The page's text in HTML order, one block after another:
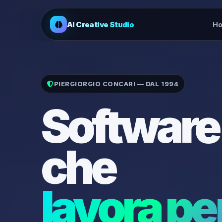
AI Creative Studio
PIERGIORGIO CONCARI — DAL 1994
che
lavora